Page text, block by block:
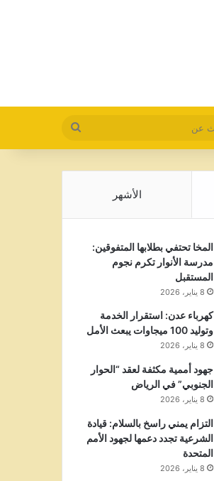
بحث
عن
الأشهر
المخا تحتفي بطلابها المتفوقين:
مدرسة الأنوار تكرم نجوم
المستقبل
8 يناير، 2026
كهرباء عدن: استقرار الخدمة
وتوليد 100 ميجاوات يبعث الأمل
8 يناير، 2026
جهود أممية مكثفة لعقد “الحوار
الجنوبي” في الرياض
8 يناير، 2026
التزام يمني راسخ بالسلام: قيادة
الشرعية تجدد دعمها لجهود الأمم
المتحدة
8 يناير، 2026